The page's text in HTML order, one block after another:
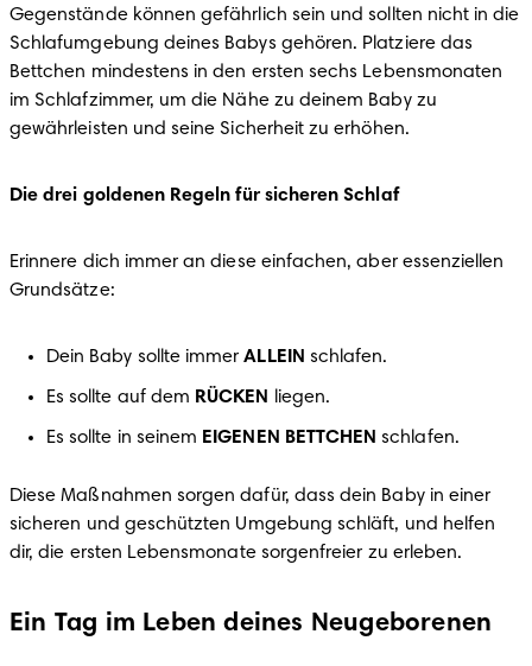
Gegenstände können gefährlich sein und sollten nicht in die
Schlafumgebung deines Babys gehören. Platziere das
Bettchen mindestens in den ersten sechs Lebensmonaten
im Schlafzimmer, um die Nähe zu deinem Baby zu
gewährleisten und seine Sicherheit zu erhöhen.
Die drei goldenen Regeln für sicheren Schlaf
Erinnere dich immer an diese einfachen, aber essenziellen
Grundsätze:
Dein Baby sollte immer ALLEIN schlafen.
Es sollte auf dem RÜCKEN liegen.
Es sollte in seinem EIGENEN BETTCHEN schlafen.
Diese Maßnahmen sorgen dafür, dass dein Baby in einer
sicheren und geschützten Umgebung schläft, und helfen
dir, die ersten Lebensmonate sorgenfreier zu erleben.
Ein Tag im Leben deines Neugeborenen